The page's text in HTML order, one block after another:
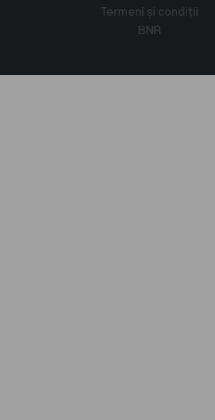
Termeni și condiții
BNR